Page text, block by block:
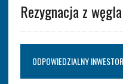
Rezygnacja z
ODPOWIEDZIALNY